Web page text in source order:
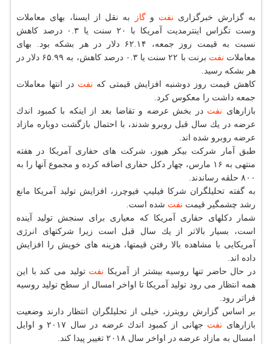
به گزارش خبرگزاری نفت وگاز
به نقل از ایسنا، بهای معاملات
وست تگزاس اینترمدیت آمریكا با ۲۰ سنت یا ۰.۳ درصد كاهش
نسبت به قیمت روز جمعه، ۶۲.۱۴ دلار در هر بشكه بود. بهای
معاملات نفت
برنت با ۲۲ سنت یا ۰.۳ درصد كاهش، به ۶۵.۹۹ دلار در
هر بشكه رسید.
كاهش قیمت روز دوشنبه افزایش قیمتی كه نفت در انتها معاملات
جمعه داشت را معكوس كرد.
بازارهای نفت در بخش عرضه و تقاضا بعد از اینكه با كمبود اندك
عرضه در یك سال قبل روبرو شدند، با احتمال بازگشت دوباره مازاد
عرضه روبرو شده اند.
طبق آمار شركت بیكر هیوز، شركت های حفاری آمریكا در هفته
منتهی به ۱۶ مارس، چهار دكل حفاری اضافه كرده و مجموع آنها را به
۸۰۰ حلقه رساندند.
به گفته تحلیلگران شركا فیلیپ فیوچرز، افزایش تولید آمریكا مانع
رشد چشمگیر قیمت نفت شده است.
شمار دكلهای حفاری آمریكا كه معیاری برای سنجش تولید آینده
است، بسیار بالاتر از یك سال قبل است زیرا شركتهای انرژی
آمریكایی با مشاهده بالا رفتن قیمتها، هزینه های خویش را افزایش
داده اند.
در حال حاضر تنها روسیه بیشتر از آمریكا نفت تولید می كند با این
همه انتظار می رود تولید آمریكا تا اواخر امسال از سطح تولید روسیه
فراتر رود.
بر اساس گزارش رویترز، خیلی از تحلیلگران انتظار دارند وضعیت
بازارهای نفت
جهانی از كمبود اندك عرضه در سال ۲۰۱۷ و اوایل
امسال به مازاد عرضه در اواخر سال ۲۰۱۸ تغییر پیدا كند.